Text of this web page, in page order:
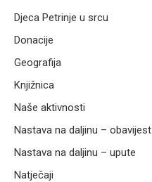
Djeca Petrinje u srcu
Donacije
Geografija
Knjižnica
Naše aktivnosti
Nastava na daljinu – obavijest
Nastava na daljinu – upute
Natječaji